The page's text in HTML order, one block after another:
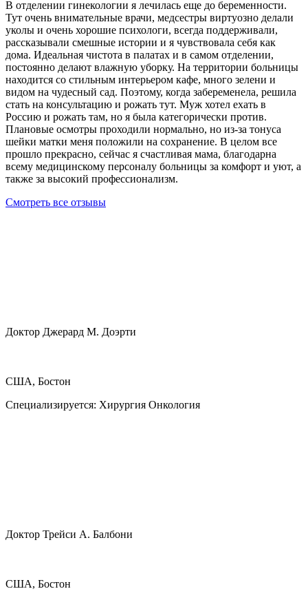
В отделении гинекологии я лечилась еще до беременности.
Тут очень внимательные врачи, медсестры виртуозно делали
уколы и очень хорошие психологи, всегда поддерживали,
рассказывали смешные истории и я чувствовала себя как
дома. Идеальная чистота в палатах и в самом отделении,
постоянно делают влажную уборку. На территории больницы
находится со стильным интерьером кафе, много зелени и
видом на чудесный сад. Поэтому, когда забеременела, решила
стать на консультацию и рожать тут. Муж хотел ехать в
Россию и рожать там, но я была категорически против.
Плановые осмотры проходили нормально, но из-за тонуса
шейки матки меня положили на сохранение. В целом все
прошло прекрасно, сейчас я счастливая мама, благодарна
всему медицинскому персоналу больницы за комфорт и уют, а
также за высокий профессионализм.
Смотреть все отзывы
Доктор Джерард М. Доэрти
США, Бостон
Специализируется: Хирургия Онкология
Доктор Трейси А. Балбони
США, Бостон